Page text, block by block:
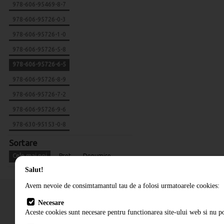
978-606-95469-8-7
978-606-95726-0-3
978-606-95726-1-0
978-606-95726-5-8
978-606-95726-6-5
978-606-95726-8-9
978-606-95726-7-2
978-606-95726-9-6
978-630-95153-0-8
Sortare
Cele mai noi Pret Denumire
Salut!
Avem nevoie de consimtamantul tau de a folosi urmatoarele cookies:
Necesare
Aceste cookies sunt necesare pentru functionarea site-ului web si nu